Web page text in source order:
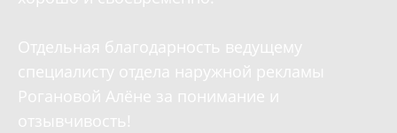
Отдельная благодарность ведущему
специалисту отдела наружной рекламы
Рогановой Алёне за понимание и
отзывчивость!